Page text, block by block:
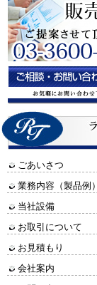
ごあいさつ
業務内容（製品例）
当社設備
お取引について
お見積もり
会社案内